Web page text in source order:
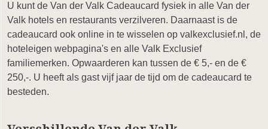
U kunt de Van der Valk Cadeaucard fysiek in alle Van der
Valk hotels en restaurants verzilveren. Daarnaast is de
cadeaucard ook online in te wisselen op valkexclusief.nl, de
hoteleigen webpagina's en alle Valk Exclusief
familiemerken. Opwaarderen kan tussen de € 5,- en de €
250,-. U heeft als gast vijf jaar de tijd om de cadeaucard te
besteden.